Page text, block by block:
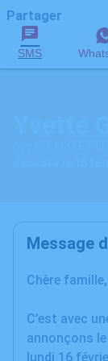
Partager
SMS
Message
Chère
C’est avec
annonçons le
lundi 16